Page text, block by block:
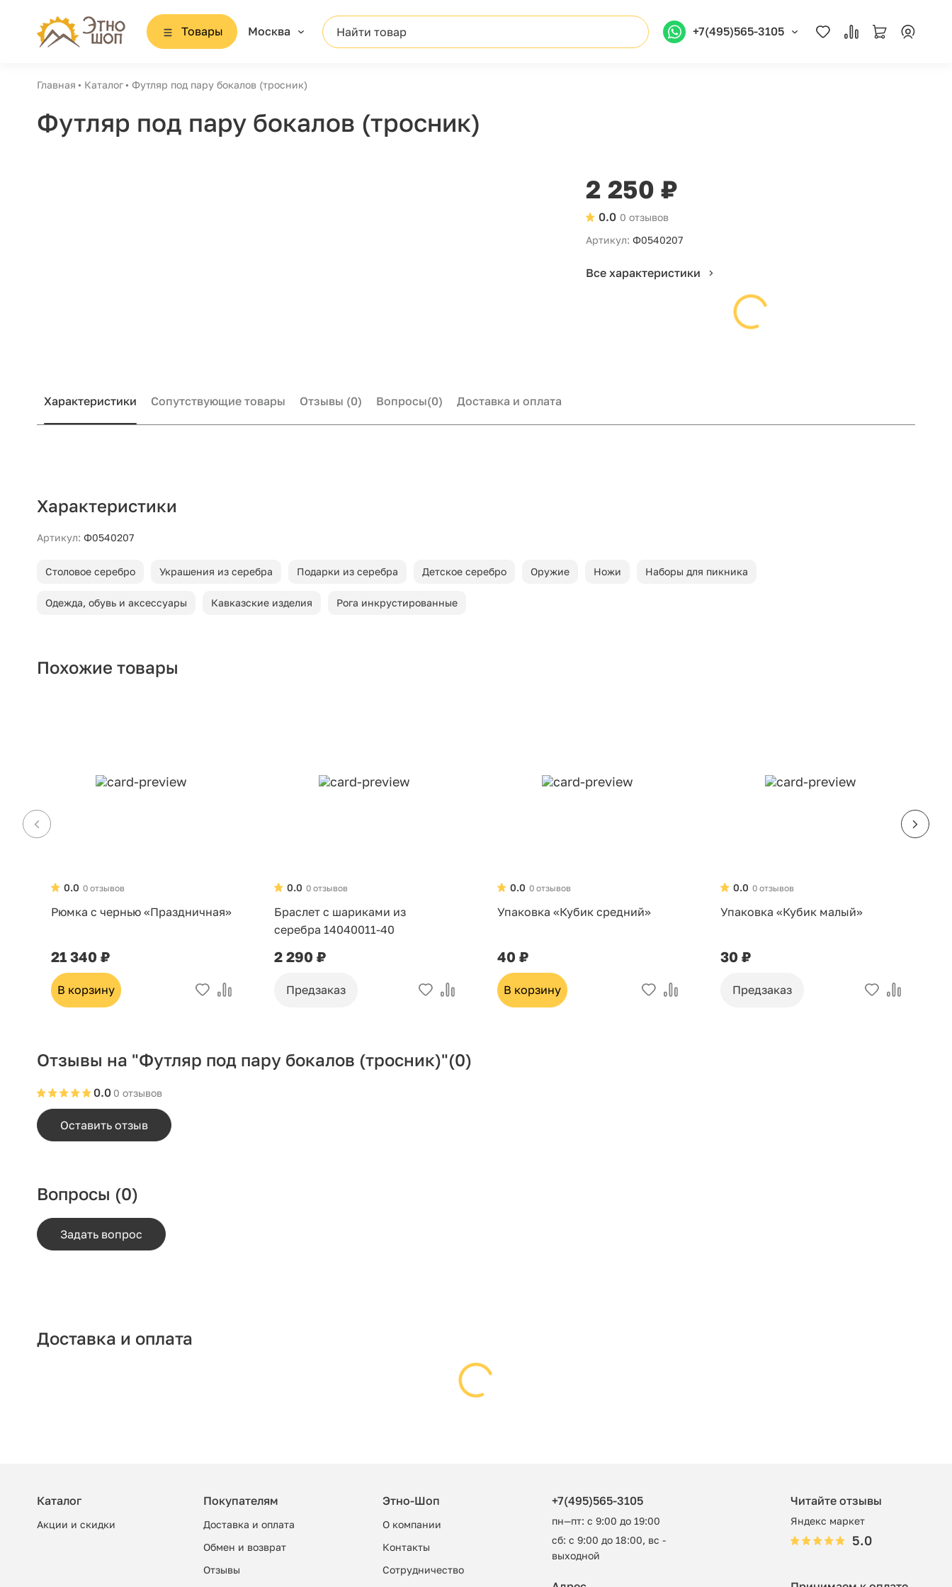
Товары Москва Найти товар +7(495)565-3105
Главная Каталог Футляр под пару бокалов (тросник)
Футляр под пару бокалов (тросник)
2 250 ₽
0 отзывов
0.0
Артикул: Ф0540207
Все характеристики
Характеристики Сопутствующие товары Отзывы (0) Вопросы(0) Доставка и оплата
Характеристики
Артикул: Ф0540207
Столовое серебро Украшения из серебра Подарки из серебра Детское серебро Оружие Ножи Наборы для пикника
Одежда, обувь и аксессуары Кавказские изделия Рога инкрустированные
Похожие товары
0 отзывов
0.0
Рюмка с чернью «Праздничная»
21 340 ₽
В корзину
0 отзывов
0.0
Браслет с шариками из
серебра 14040011-40
2 290 ₽
Предзаказ
0 отзывов
0.0
Упаковка «Кубик средний»
40 ₽
В корзину
0 отзывов
0.0
Упаковка «Кубик малый»
30 ₽
Предзаказ
Отзывы на "Футляр под пару бокалов (тросник)"(0)
0 отзывов
0.0
Оставить отзыв
Вопросы (0)
Задать вопрос
Доставка и оплата
Каталог
Акции и скидки
Покупателям
Доставка и оплата
Обмен и возврат
Отзывы
Этно-Шоп
О компании
Контакты
Сотрудничество
+7(495)565-3105
пн—пт: с 9:00 до 19:00
сб: с 9:00 до 18:00, вс -
выходной
Читайте отзывы
Яндекс маркет
5.0